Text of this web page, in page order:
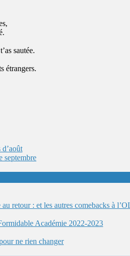
sautée.
étrangers.
septembre
retour : et les autres comebacks à
Académie 2022-2023
ne rien changer